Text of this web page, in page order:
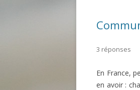
3 réponses
En France,
en avoir :